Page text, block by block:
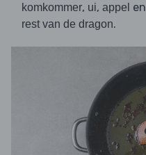
komkommer, ui, appel en
rest van de dragon.